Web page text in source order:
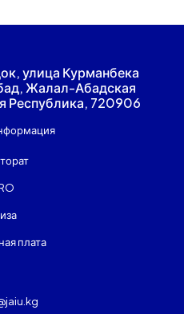
улица Курманбека
Жалал-Абадская
Республика, 720906
плата